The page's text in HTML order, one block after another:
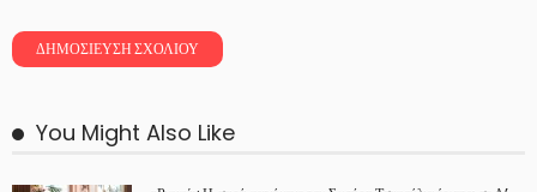
You Might Also Like